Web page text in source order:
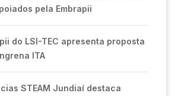
pela Embrapii
do LSI-TEC apresenta proposta
ITA
STEAM Jundiaí destaca